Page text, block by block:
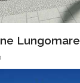
Lungomare